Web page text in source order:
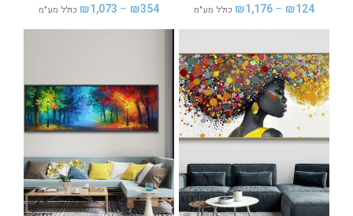
₪124
–
₪1,176 כולל מע"מ ₪354
–
₪1,073 כולל מע"מ